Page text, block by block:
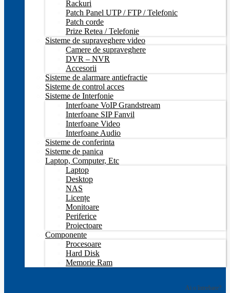
Rackuri
Patch Panel UTP / FTP / Telefonic
Patch corde
Prize Retea / Telefonie
Sisteme de supraveghere video
Camere de supraveghere
DVR – NVR
Accesorii
Sisteme de alarmare antiefractie
Sisteme de control acces
Sisteme de Interfonie
Interfoane VoIP Grandstream
Interfoane SIP Fanvil
Interfoane Video
Interfoane Audio
Sisteme de conferinta
Sisteme de panica
Laptop, Computer, Etc
Laptop
Desktop
NAS
Licențe
Monitoare
Periferice
Proiectoare
Componente
Procesoare
Hard Disk
Memorie Ram
Ai o întrebare?